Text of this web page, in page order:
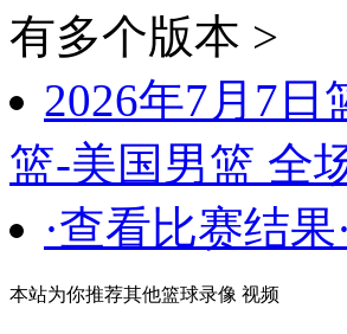
有多个版本 >
2026年7月7
篮-美国男篮 全
·查看比赛结果·
本站为你推荐其他篮球录像 视频